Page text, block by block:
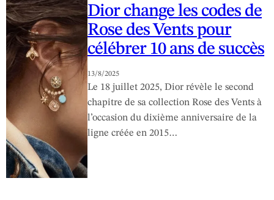
Dior change les codes de
Rose des Vents pour
célébrer 10 ans de succès
13/8/2025
Le 18 juillet 2025, Dior révèle le second
chapitre de sa collection Rose des Vents à
l’occasion du dixième anniversaire de la
ligne créée en 2015…